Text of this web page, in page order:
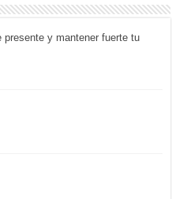
presente y mantener fuerte tu